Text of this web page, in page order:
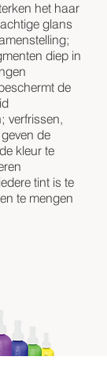
het haar
glans
diep in
de
verfrissen,
de
kleur te
tint is te
te mengen